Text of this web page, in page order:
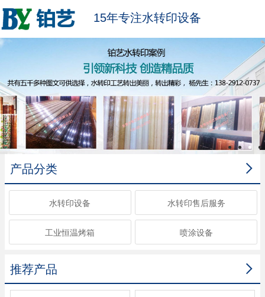
15年专注水转印设备

产品分类
水转印设备 水转印售后服务
工业恒温烤箱 喷涂设备

推荐产品